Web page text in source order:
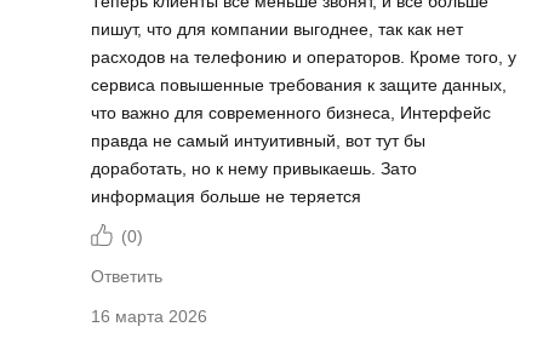
пишут, что для компании выгоднее, так как нет
расходов на телефонию и операторов. Кроме того, у
сервиса повышенные требования к защите данных,
что важно для современного бизнеса, Интерфейс
правда не самый интуитивный, вот тут бы
доработать, но к нему привыкаешь. Зато
информация больше не теряется
(0)
Ответить
16 марта 2026